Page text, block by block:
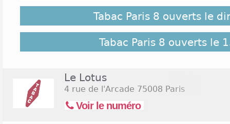
Implantation des Tabacs Paris 8 :
Plusieurs quartiers à Paris 8 vous proposent des
tous genres. Aux alentours des Champs
accueillent dans une atmosphère
briquets, les cendriers ou les étuis à cigarettes.
Concorde, vous ferez d'autres découvertes de
gare Saint-Lazare où se concentrent quelques
Tabac Paris 8 ouverts le
Tabac Paris 8 ouverts le
Le Lotus
4 rue de l'Arcade 75008 Paris
Voir le numéro